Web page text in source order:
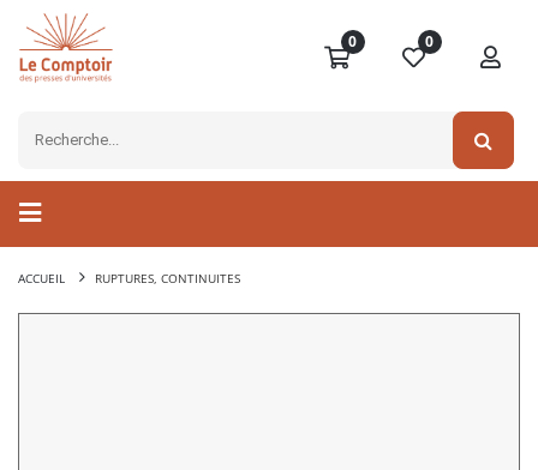
0 0
ACCUEIL RUPTURES, CONTINUITES